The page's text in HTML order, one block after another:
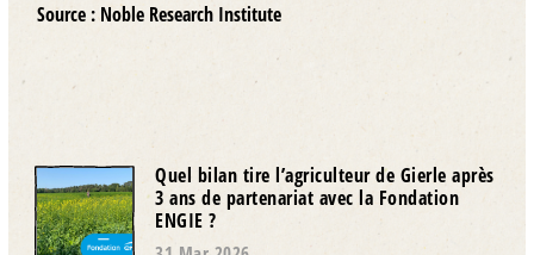
Source : Noble Research Institute
Quel bilan tire l’agriculteur de Gierle après
3 ans de partenariat avec la Fondation
ENGIE ?